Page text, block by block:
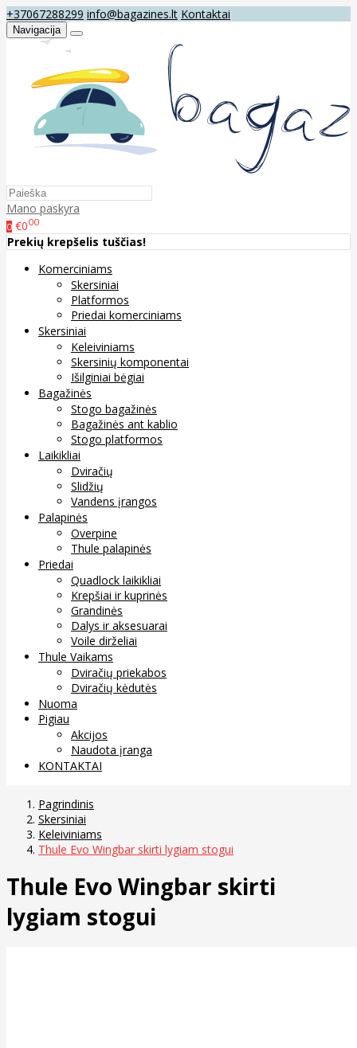
+37067288299 info@bagazines.lt Kontaktai
Navigacija
Mano paskyra
0 €000
Prekių krepšelis tuščias!
Komerciniams
Skersiniai
Platformos
Priedai komerciniams
Skersiniai
Keleiviniams
Skersinių komponentai
Išilginiai bėgiai
Bagažinės
Stogo bagažinės
Bagažinės ant kablio
Stogo platformos
Laikikliai
Dviračių
Slidžių
Vandens įrangos
Palapinės
Overpine
Thule palapinės
Priedai
Quadlock laikikliai
Krepšiai ir kuprinės
Grandinės
Dalys ir aksesuarai
Voile dirželiai
Thule Vaikams
Dviračių priekabos
Dviračių kėdutės
Nuoma
Pigiau
Akcijos
Naudota įranga
KONTAKTAI
Pagrindinis
Skersiniai
Keleiviniams
Thule Evo Wingbar skirti lygiam stogui
Thule Evo Wingbar skirti
lygiam stogui